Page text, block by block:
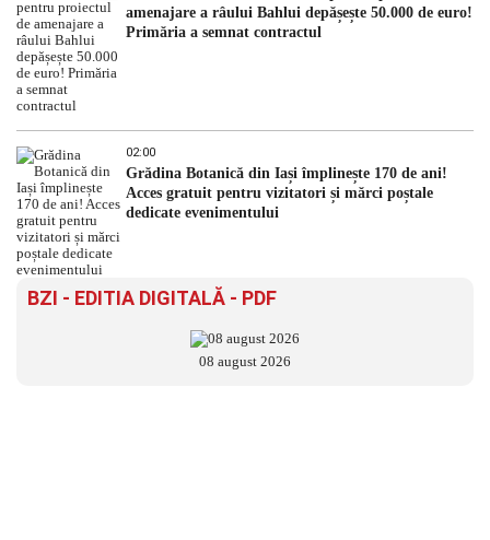
amenajare a râului Bahlui depășește 50.000 de euro!
Primăria a semnat contractul
02:00
Grădina Botanică din Iași împlinește 170 de ani!
Acces gratuit pentru vizitatori și mărci poștale
dedicate evenimentului
BZI - EDITIA DIGITALĂ - PDF
08 august 2026